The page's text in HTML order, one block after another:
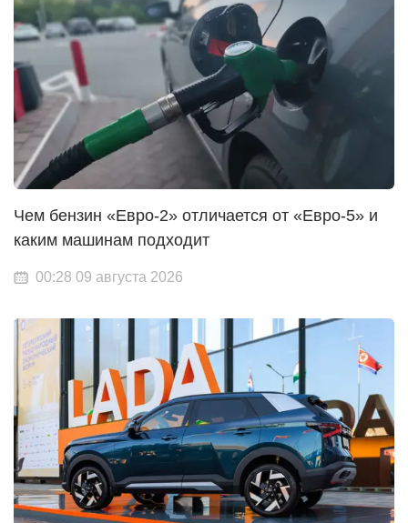
Чем бензин «Евро-2» отличается от «Евро-5» и
каким машинам подходит
00:28 09 августа 2026